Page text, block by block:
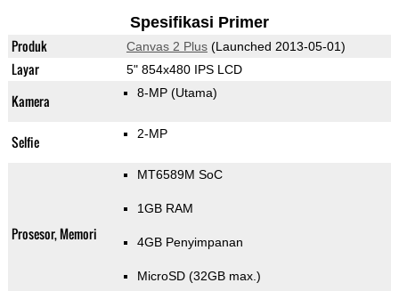
Spesifikasi Primer
Produk Canvas 2 Plus(Launched 2013-05-01)
Layar 5" 854x480 IPS LCD
Kamera 8-MP (Utama)
Selfie 2-MP
Prosesor, Memori
MT6589M SoC
1GB RAM
4GB Penyimpanan
MicroSD (32GB max.)